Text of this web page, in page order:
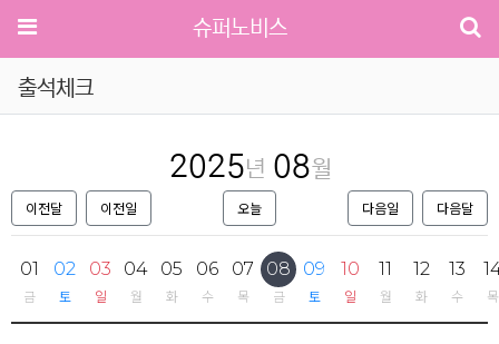
메뉴 슈퍼노비스
출석체크
2025년 08월
이전달 이전일 오늘 다음일 다음달
01
금
02
토
03
일
04
월
05
화
06
수
07
목
08
금
09
토
10
일
11
월
12
화
13
수 목